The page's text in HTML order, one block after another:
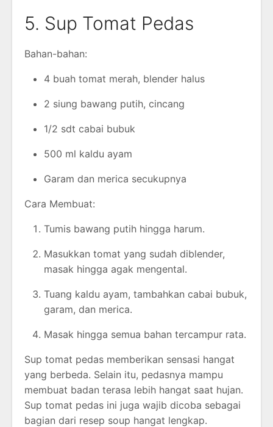
5. Sup Tomat Pedas
Bahan-bahan:
4 buah tomat merah, blender halus
2 siung bawang putih, cincang
1/2 sdt cabai bubuk
500 ml kaldu ayam
Garam dan merica secukupnya
Cara Membuat:
Tumis bawang putih hingga harum.
Masukkan tomat yang sudah diblender,
masak hingga agak mengental.
Tuang kaldu ayam, tambahkan cabai bubuk,
garam, dan merica.
Masak hingga semua bahan tercampur rata.
Sup tomat pedas memberikan sensasi hangat
yang berbeda. Selain itu, pedasnya mampu
membuat badan terasa lebih hangat saat hujan.
Sup tomat pedas ini juga wajib dicoba sebagai
bagian dari resep soup hangat lengkap.